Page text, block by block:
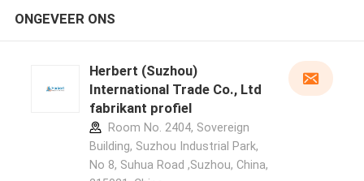
ONGEVEER ONS
Herbert (Suzhou)
International Trade Co., Ltd
fabrikant profiel
Room No. 2404, Sovereign
Building, Suzhou Industrial Park,
No 8, Suhua Road ,Suzhou, China,